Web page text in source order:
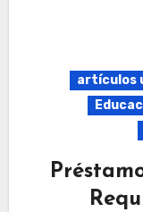
artículos